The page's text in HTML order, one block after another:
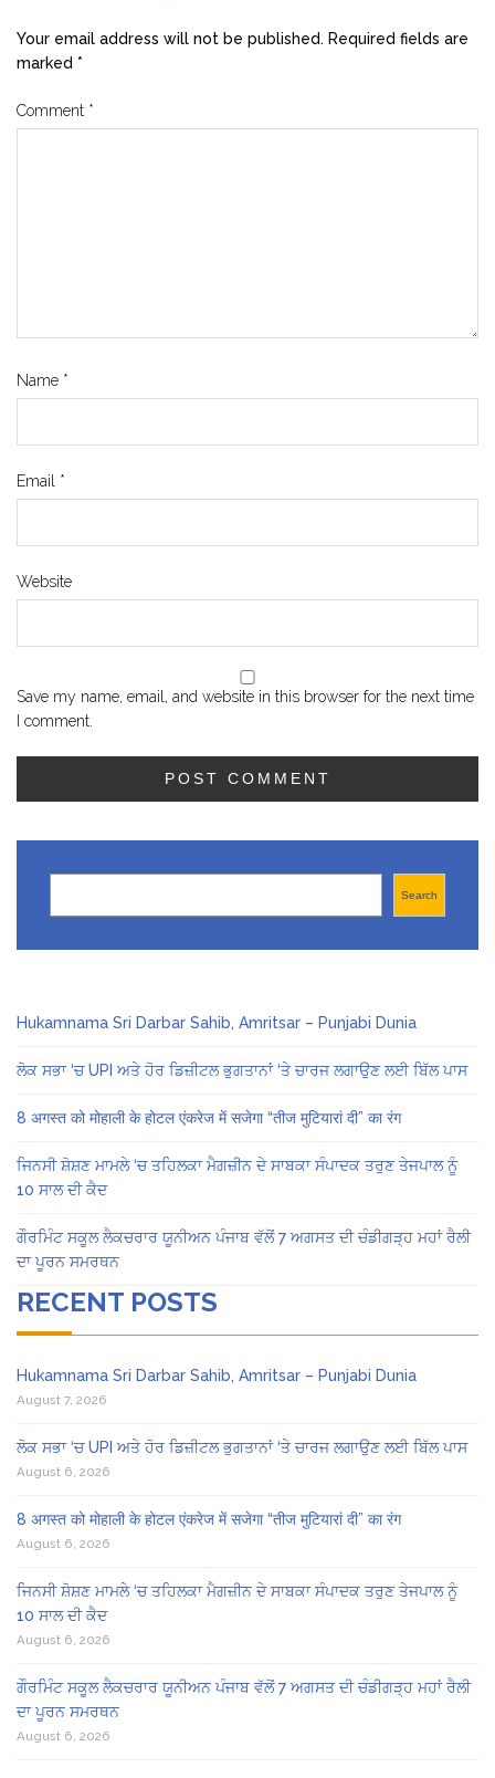
Your email address will not be published. Required fields are
marked *
Comment *
Name *
Email *
Website
Save my name, email, and website in this browser for the next time
I comment.
Search
Hukamnama Sri Darbar Sahib, Amritsar – Punjabi Dunia
ਲੋਕ ਸਭਾ ‘ਚ UPI ਅਤੇ ਹੋਰ ਡਿਜ਼ੀਟਲ ਭੁਗਤਾਨਾਂ ‘ਤੇ ਚਾਰਜ ਲਗਾਉਣ ਲਈ ਬਿੱਲ ਪਾਸ
8 अगस्त को मोहाली के होटल एंकरेज में सजेगा “तीज मुटियारां दी” का रंग
ਜਿਨਸੀ ਸ਼ੋਸ਼ਣ ਮਾਮਲੇ ‘ਚ ਤਹਿਲਕਾ ਮੈਗਜ਼ੀਨ ਦੇ ਸਾਬਕਾ ਸੰਪਾਦਕ ਤਰੁਣ ਤੇਜਪਾਲ ਨੂੰ
10 ਸਾਲ ਦੀ ਕੈਦ
ਗੌਰਮਿੰਟ ਸਕੂਲ ਲੈਕਚਰਾਰ ਯੂਨੀਅਨ ਪੰਜਾਬ ਵੱਲੋਂ 7 ਅਗਸਤ ਦੀ ਚੰਡੀਗੜ੍ਹ ਮਹਾਂ ਰੈਲੀ
ਦਾ ਪੂਰਨ ਸਮਰਥਨ
RECENT POSTS
Hukamnama Sri Darbar Sahib, Amritsar – Punjabi Dunia
August 7, 2026
ਲੋਕ ਸਭਾ ‘ਚ UPI ਅਤੇ ਹੋਰ ਡਿਜ਼ੀਟਲ ਭੁਗਤਾਨਾਂ ‘ਤੇ ਚਾਰਜ ਲਗਾਉਣ ਲਈ ਬਿੱਲ ਪਾਸ
August 6, 2026
8 अगस्त को मोहाली के होटल एंकरेज में सजेगा “तीज मुटियारां दी” का रंग
August 6, 2026
ਜਿਨਸੀ ਸ਼ੋਸ਼ਣ ਮਾਮਲੇ ‘ਚ ਤਹਿਲਕਾ ਮੈਗਜ਼ੀਨ ਦੇ ਸਾਬਕਾ ਸੰਪਾਦਕ ਤਰੁਣ ਤੇਜਪਾਲ ਨੂੰ
10 ਸਾਲ ਦੀ ਕੈਦ
August 6, 2026
ਗੌਰਮਿੰਟ ਸਕੂਲ ਲੈਕਚਰਾਰ ਯੂਨੀਅਨ ਪੰਜਾਬ ਵੱਲੋਂ 7 ਅਗਸਤ ਦੀ ਚੰਡੀਗੜ੍ਹ ਮਹਾਂ ਰੈਲੀ
ਦਾ ਪੂਰਨ ਸਮਰਥਨ
August 6, 2026